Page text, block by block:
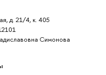
д. 21/4, к. 405
Симонова